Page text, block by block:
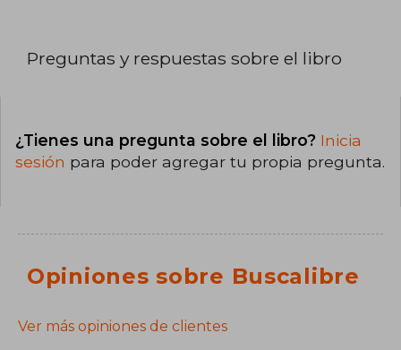
Preguntas y respuestas sobre el libro
¿Tienes una pregunta sobre el libro? Inicia
sesión para poder agregar tu propia pregunta.
Opiniones sobre Buscalibre
Ver más opiniones de clientes